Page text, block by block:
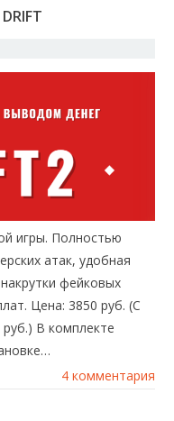
игры. Полностью
атак, удобная
фейковых
Цена: 3850 руб. (С
В комплекте
4 комментария